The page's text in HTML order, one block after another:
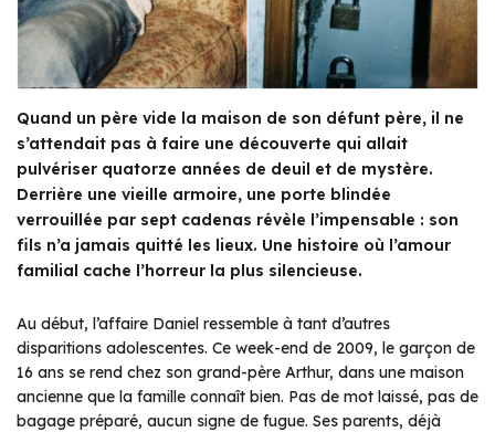
Quand un père vide la maison de son défunt père, il ne
s’attendait pas à faire une découverte qui allait
pulvériser quatorze années de deuil et de mystère.
Derrière une vieille armoire, une porte blindée
verrouillée par sept cadenas révèle l’impensable : son
fils n’a jamais quitté les lieux. Une histoire où l’amour
familial cache l’horreur la plus silencieuse.
Au début, l’affaire Daniel ressemble à tant d’autres
disparitions adolescentes. Ce week-end de 2009, le garçon de
16 ans se rend chez son grand-père Arthur, dans une maison
ancienne que la famille connaît bien. Pas de mot laissé, pas de
bagage préparé, aucun signe de fugue. Ses parents, déjà